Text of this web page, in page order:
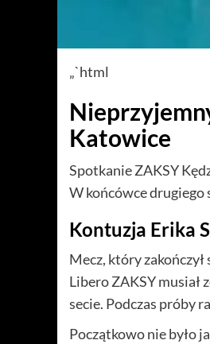
„`html
Katowice
Spotkanie ZAKSY
W końcówce drugiego
Kontuzja Erika
Mecz, który
Libero ZAKSY musiał
secie. Podczas próby
Początkowo nie było